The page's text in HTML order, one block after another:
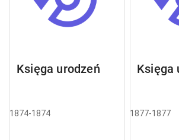
Księga urodzeń
1874-1874
Księga
1877-1877